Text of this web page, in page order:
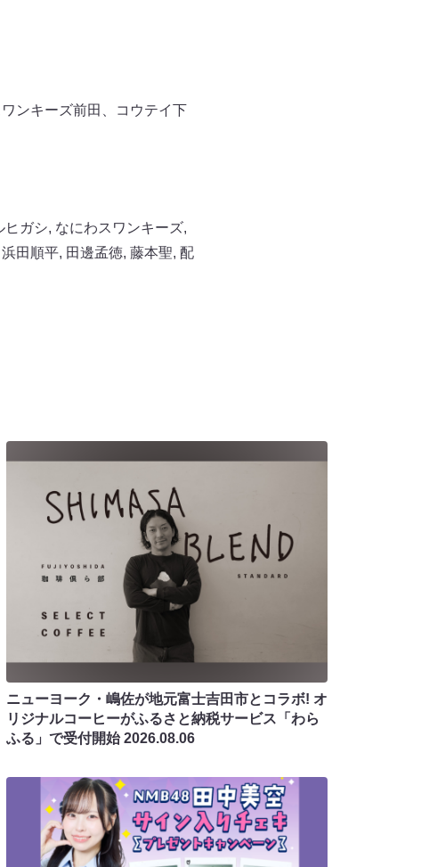
ンキーズ前田、コウテイ下
ヒガシ, なにわスワンキーズ,
浜田順平, 田邊孟徳, 藤本聖, 配
ニューヨーク・嶋佐が地元富士吉田市とコラボ! オ
リジナルコーヒーがふるさと納税サービス「わら
ふる」で受付開始2026.08.06